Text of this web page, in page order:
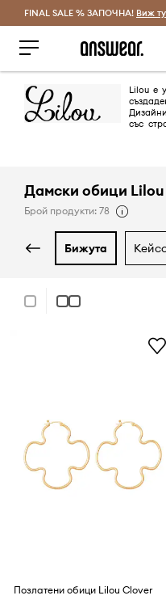
FINAL SALE % ЗАПОЧНА! Виж
Lilou е
със
Дамски обици Lilou
Брой продукти: 78
бижута
Позлатени обици Lilou Clover